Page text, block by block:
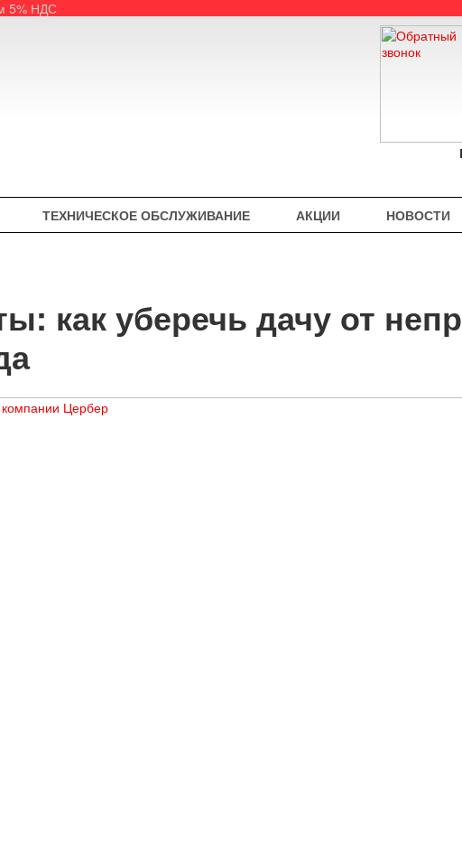
5% НДС
ТЕХНИЧЕСКОЕ ОБСЛУЖИВАНИЕ АКЦИИ НОВОСТИ
как уберечь дачу от